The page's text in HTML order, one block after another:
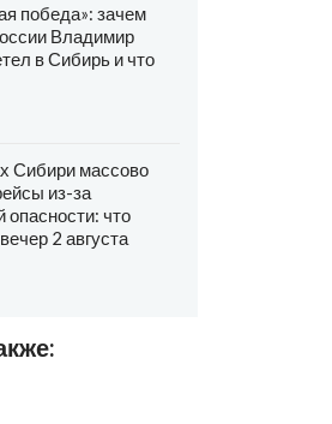
победа»: зачем
Владимир
в Сибирь и что
Сибири массово
из-за
опасности: что
2 августа